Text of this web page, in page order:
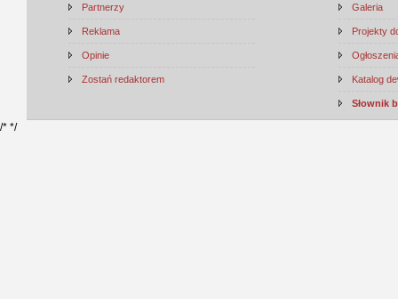
Partnerzy
Reklama
Opinie
Zostań redaktorem
Galeria
Projekty
Katalog
Słownik
/* */